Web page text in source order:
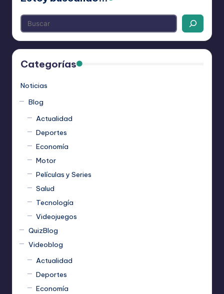
Categorías
Noticias
Blog
Actualidad
Deportes
Economía
Motor
Películas y Series
Salud
Tecnología
Videojuegos
QuizBlog
Videoblog
Actualidad
Deportes
Economía